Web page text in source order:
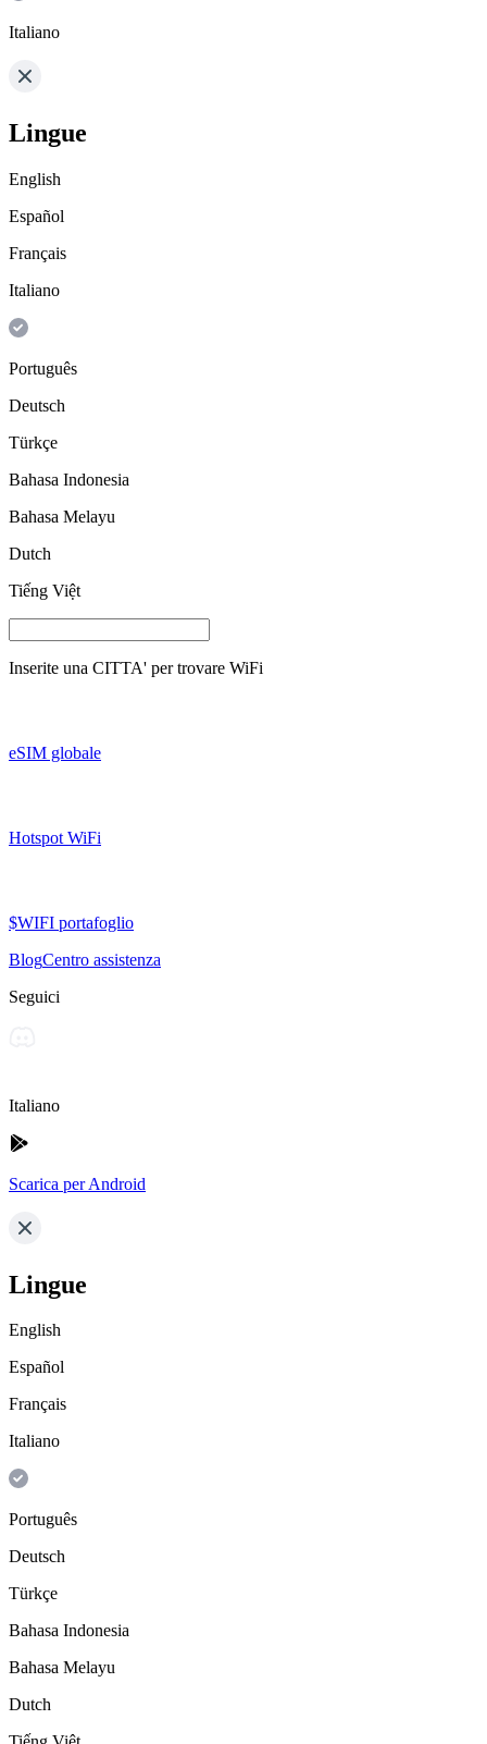
Italiano
Lingue
English
Español
Français
Italiano
Português
Deutsch
Türkçe
Bahasa Indonesia
Bahasa Melayu
Dutch
Tiếng Việt
Inserite una CITTA' per trovare WiFi
eSIM globale
Hotspot WiFi
$WIFI portafoglio
BlogCentro assistenza
Seguici
Italiano
Scarica per Android
Lingue
English
Español
Français
Italiano
Português
Deutsch
Türkçe
Bahasa Indonesia
Bahasa Melayu
Dutch